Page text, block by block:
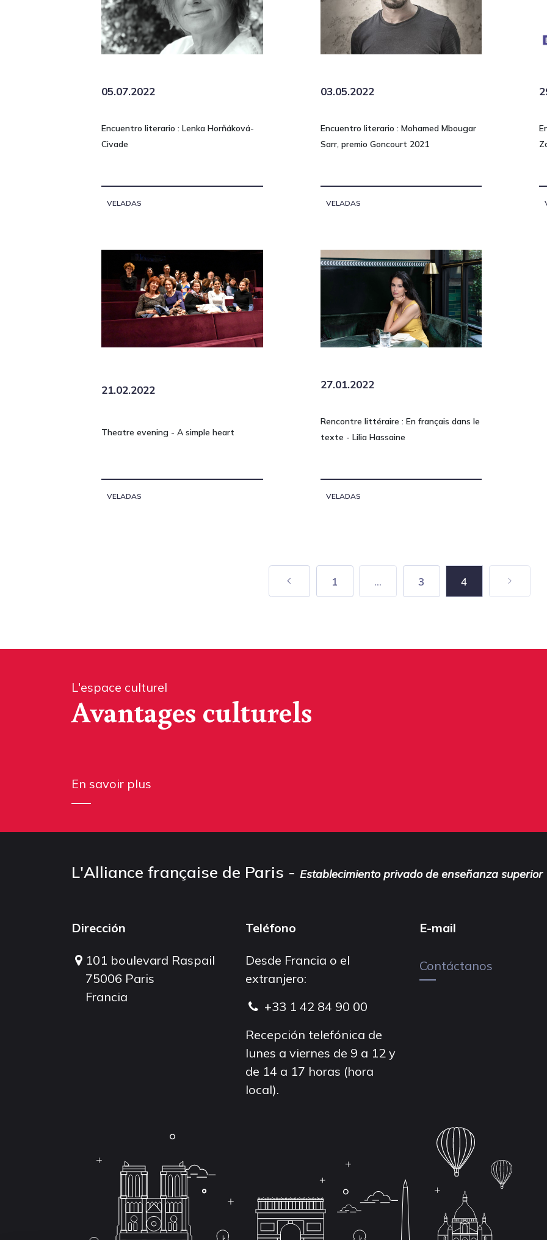
05.07.2022
Encuentro literario : Lenka Horňáková-
Civade
VELADAS
03.05.2022
Encuentro literario : Mohamed Mbougar
Sarr, premio Goncourt 2021
VELADAS
21.02.2022
Theatre evening - A simple heart
VELADAS
27.01.2022
Rencontre littéraire : En français dans le
texte - Lilia Hassaine
VELADAS
1 ... 3 4
L'espace culturel
Avantages culturels
En savoir plus
L'Alliance française de Paris - Establecimiento privado de enseñanza superior
Dirección
101 boulevard Raspail
75006 Paris
Francia
Teléfono
Desde Francia o el
extranjero:
+33 1 42 84 90 00
Recepción telefónica de
lunes a viernes de 9 a 12 y
de 14 a 17 horas (hora
local).
E-mail
Contáctanos